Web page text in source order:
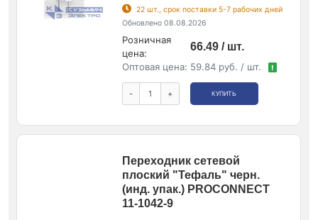
22 шт., срок поставки 5-7 рабочих дней
Обновлено 08.08.2026
Розничная
цена:
66.49 / шт.
Оптовая цена: 59.84 руб. / шт. !
- + КУПИТЬ
Переходник сетевой
плоский "Тефаль" черн.
(инд. упак.) PROCONNECT
11-1042-9